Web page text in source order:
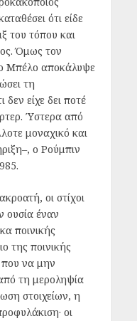
ότι είδε
του τόπου και
Όμως τον
ο Μπέλο αποκάλυψε
τη
δεν είχε δει ποτέ
Ύστερα από
μοναχικό και
ο Ρούμπιν
οι στίχοι
ουσία έναν
ποινικής
της ποινικής
που να μην
τη μεροληψία
στοιχείων, η
οι